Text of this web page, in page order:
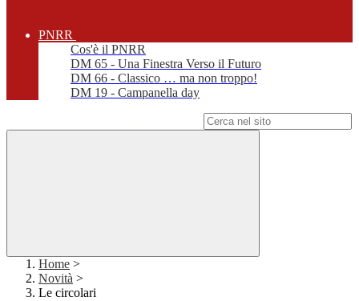
PNRR
Cos'è il PNRR
DM 65 - Una Finestra Verso il Futuro
DM 66 - Classico … ma non troppo!
DM 19 - Campanella day
Home >
Novità >
Le circolari